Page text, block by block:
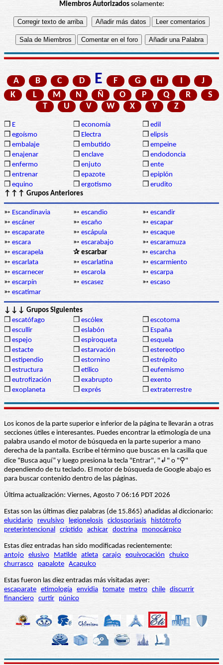
Miembros Autorizadossolamente:
A B C D E F G H I
J
K
L M N Ñ O P Q R
S
T
U V W X Y Z
❒ E ❒ economía ❒ edil
❒ egoísmo ❒ Electra ❒ elipsis
❒ embalaje ❒ embutido ❒ empeine
❒ enajenar ❒ enclave ❒ endodoncia
❒ enfermo ❒ enjuto ❒ ente
❒ entrenar ❒ epazote ❒ epiplón
❒ equino ❒ ergotismo ❒ erudito
↑↑↑ Grupos Anteriores
➳ Escandinavia ➳ escandio ➳ escandir
➳ escáner ➳ escaño ➳ escapar
➳ escaparate ➳ escápula ➳ escaque
➳ escara ➳ escarabajo ➳ escaramuza
➳ escarapela ✰ escarbar ➳ escarcha
➳ escarlata ➳ escarlatina ➳ escarmiento
➳ escarnecer ➳ escarola ➳ escarpa
➳ escarpín ➳ escasez ➳ escaso
➳ escatimar
↓↓↓ Grupos Siguientes
❒ escatófago ❒ escólex ❒ escotoma
❒ escullir ❒ eslabón ❒ España
❒ espejo ❒ espiroqueta ❒ esquela
❒ estacte ❒ estarvación ❒ estereotipo
❒ estipendio ❒ estornino ❒ estrépito
❒ estructura ❒ etílico ❒ eufemismo
❒ eutrofización ❒ exabrupto ❒ exento
❒ exoplaneta ❒ exprés ❒ extraterrestre
Los iconos de la parte superior e inferior de la página te llevarán a otras
secciones útiles e interesantes. Puedes encontrar la etimología de una
palabra usando el motor de búsqueda en la parte superior a mano
derecha de la pantalla. Escribe el término que buscas en la casilla que
dice “Busca aquí” y luego presiona la tecla "Entrar", "↲" o "⚲"
dependiendo de tu teclado. El motor de búsqueda de Google abajo es
para buscar contenido dentro de las páginas.
Última actualización: Viernes, Agosto 7 06:16 PDT 2026
Estas son las últimas diez palabras (de 15.865) añadidas al diccionario:
elucidario
revulsivo legionelosis ciclosporiasis
histótrofo
preterintencional críptido achicar doctrina monocárpico
Estas diez entradas han sido modificadas recientemente:
antojo elusivo Matilde atleta carajo equivocación
chuico
churrasco
papalote Acapulco
Estas fueron las diez entradas más visitadas ayer:
escaparate etimología envidia tomate metro chile discurrir
financiero curtir púnico